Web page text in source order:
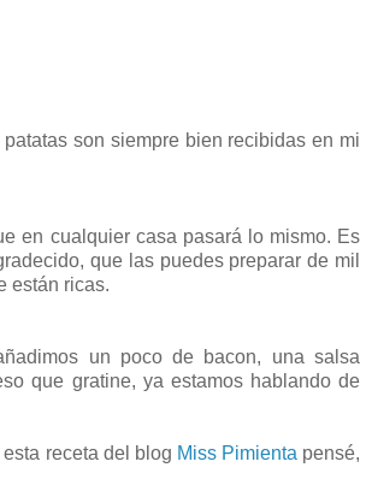
patatas son siempre bien recibidas en mi
en cualquier casa pasará lo mismo. Es
que las puedes preparar de mil
están ricas.
un poco de bacon, una salsa
que gratine, ya estamos hablando de
receta del blog Miss Pimienta pensé,